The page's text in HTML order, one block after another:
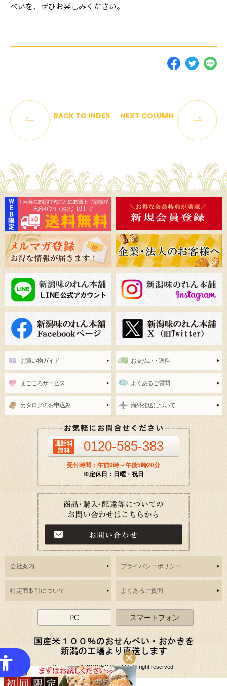
べいを、ぜひお楽しみください。
BACK TO INDEX NEXT COLUMN
お買い物ガイド お支払い・送料
まごころサービス よくあるご質問
カタログのお申込み 海外発送について
0120-585-383
受付時間：午前9時～午後5時20分
※定休日：日曜・祝日
会社案内 プライバシーポリシー
特定商取引について よくあるご質問
PC スマートフォン
Copyrightc AJINOREN Co,. Ltd. All right reserved.